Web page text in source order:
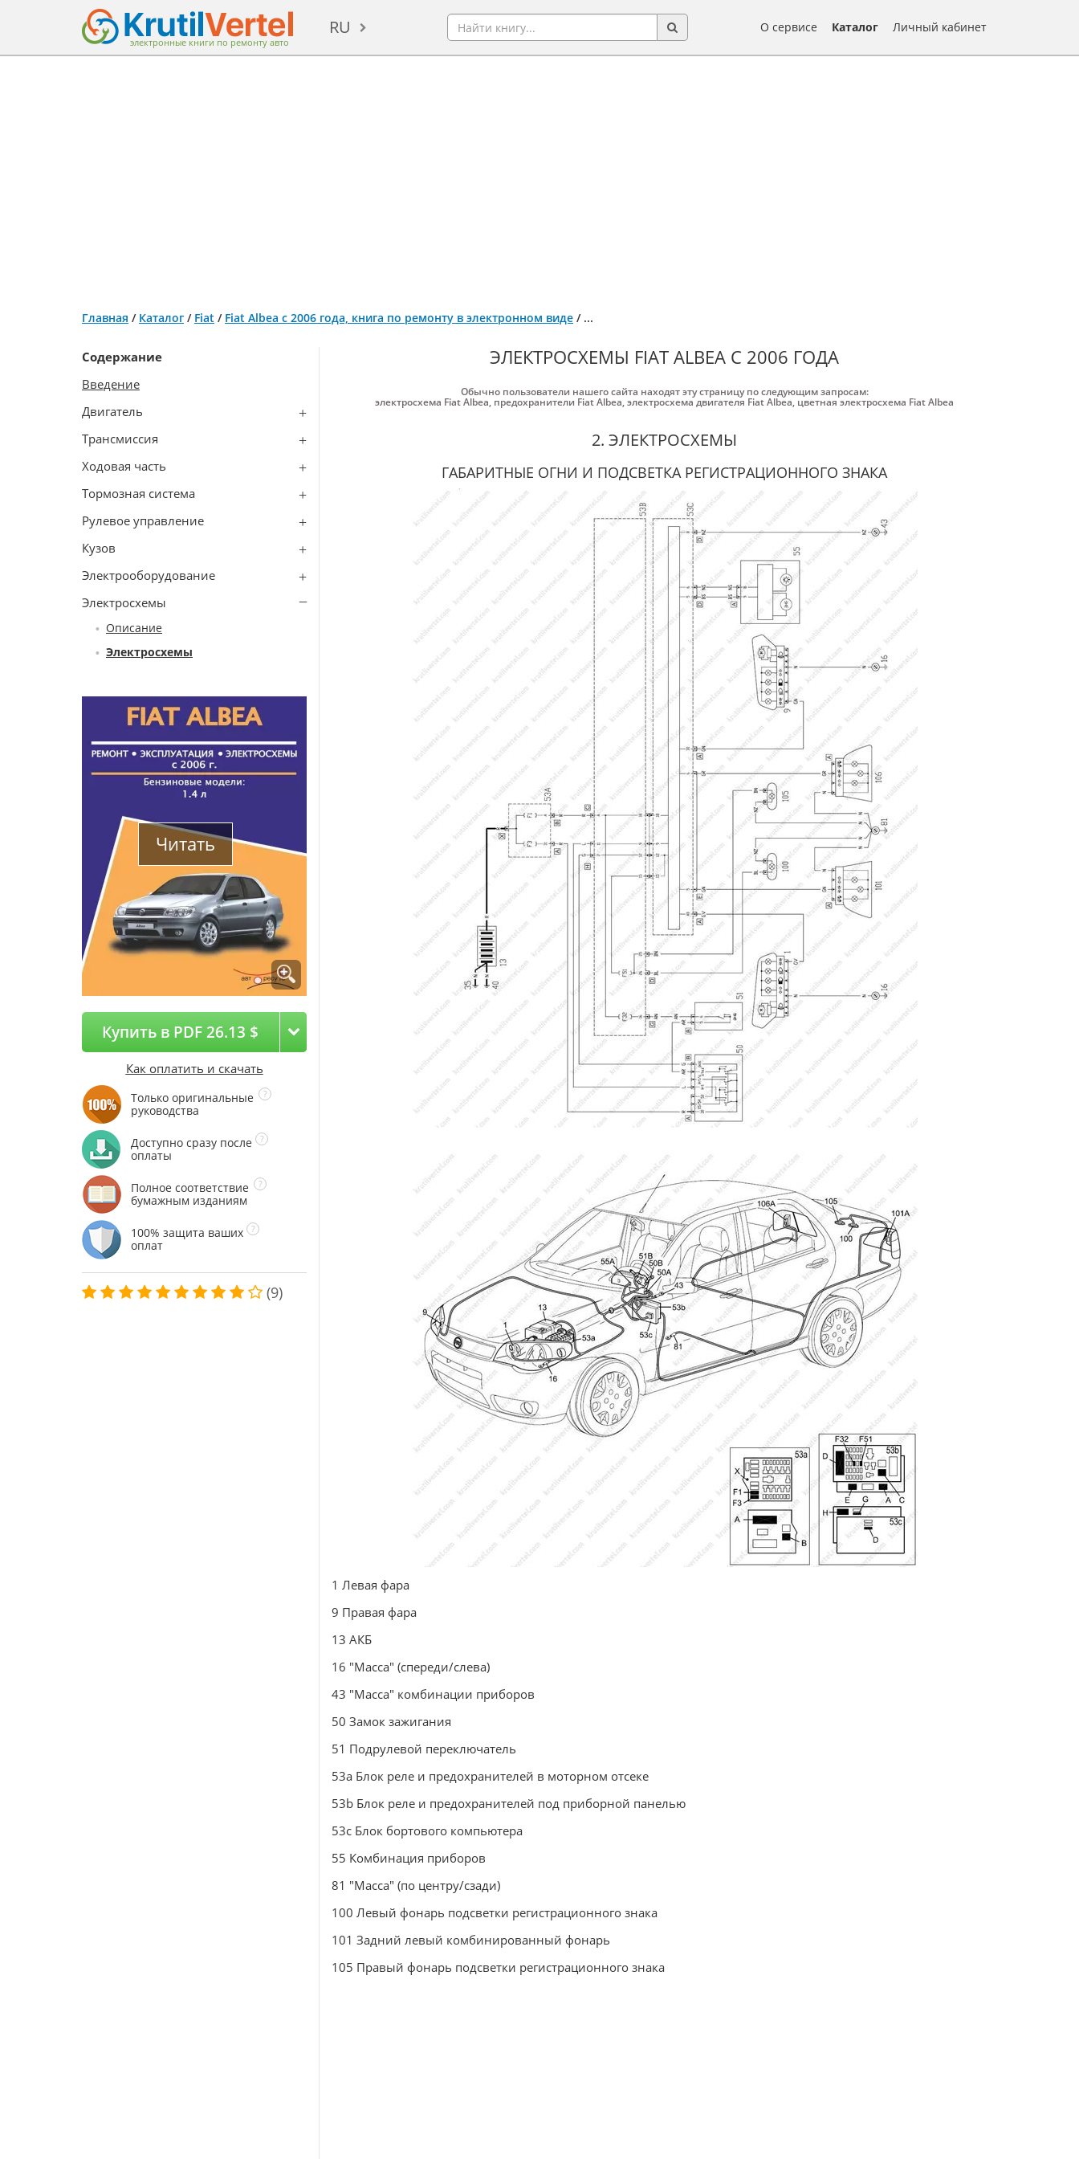
электронные книги по ремонту авто
RU О сервисе Каталог Личный кабинет
Главная / Каталог / Fiat / Fiat Albea с 2006 года, книга по ремонту в электронном виде / ...
Содержание
Введение
Двигатель
Трансмиссия
Ходовая часть
Тормозная система
Рулевое управление
Кузов
Электрооборудование
Электросхемы
Описание
Электросхемы
Читать
Купить в PDF 26.13 $
Как оплатить и скачать
Только оригинальные
руководства
Доступно сразу после
оплаты
Полное соответствие
бумажным изданиям
100% защита ваших
оплат
(9)
ЭЛЕКТРОСХЕМЫ FIAT ALBEA С 2006 ГОДА
Обычно пользователи нашего сайта находят эту страницу по следующим запросам:
электросхема Fiat Albea, предохранители Fiat Albea,электросхема двигателя Fiat Albea, цветная электросхема Fiat Albea
2. ЭЛЕКТРОСХЕМЫ
ГАБАРИТНЫЕ ОГНИ И ПОДСВЕТКА РЕГИСТРАЦИОННОГО ЗНАКА
1 Левая фара
9 Правая фара
13 АКБ
16 "Масса" (спереди/слева)
43 "Масса" комбинации приборов
50 Замок зажигания
51 Подрулевой переключатель
53a Блок реле и предохранителей в моторном отсеке
53b Блок реле и предохранителей под приборной панелью
53c Блок бортового компьютера
55 Комбинация приборов
81 "Масса" (по центру/сзади)
100 Левый фонарь подсветки регистрационного знака
101 Задний левый комбинированный фонарь
105 Правый фонарь подсветки регистрационного знака